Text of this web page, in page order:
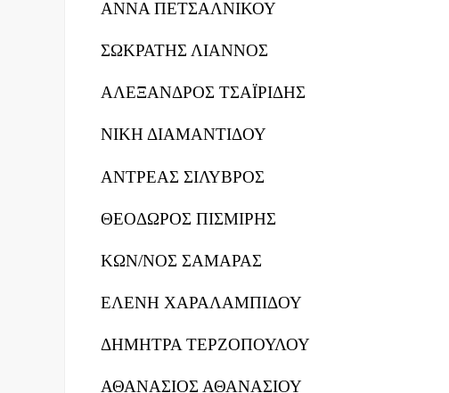
ΑΝΝΑ ΠΕΤΣΑΛΝΙΚΟΥ
ΣΩΚΡΑΤΗΣ ΛΙΑΝΝΟΣ
ΑΛΕΞΑΝΔΡΟΣ ΤΣΑΪΡΙΔΗΣ
ΝΙΚΗ ΔΙΑΜΑΝΤΙΔΟΥ
ΑΝΤΡΕΑΣ ΣΙΛΥΒΡΟΣ
ΘΕΟΔΩΡΟΣ ΠΙΣΜΙΡΗΣ
ΚΩΝ/ΝΟΣ ΣΑΜΑΡΑΣ
ΕΛΕΝΗ ΧΑΡΑΛΑΜΠΙΔΟΥ
ΔΗΜΗΤΡΑ ΤΕΡΖΟΠΟΥΛΟΥ
ΑΘΑΝΑΣΙΟΣ ΑΘΑΝΑΣΙΟΥ